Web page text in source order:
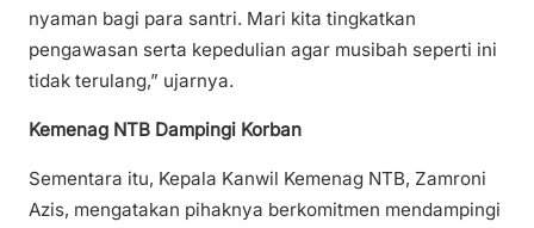
nyaman bagi para santri. Mari kita tingkatkan
pengawasan serta kepedulian agar musibah seperti ini
tidak terulang,” ujarnya.
Kemenag NTB Dampingi Korban
Sementara itu, Kepala Kanwil Kemenag NTB, Zamroni
Azis, mengatakan pihaknya berkomitmen mendampingi